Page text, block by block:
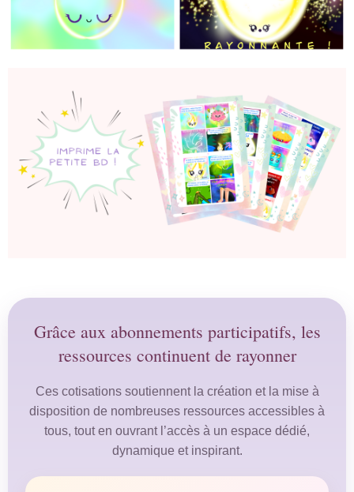
Grâce aux abonnements participatifs, les
ressources continuent de rayonner
Ces cotisations soutiennent la création et la mise à
disposition de nombreuses ressources accessibles à
tous, tout en ouvrant l’accès à un espace dédié,
dynamique et inspirant.